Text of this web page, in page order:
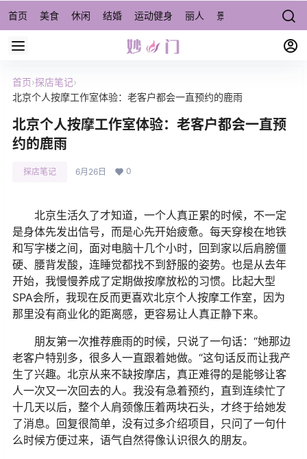
首页 美食 休闲 结婚 运动健身 丽人 景点/周边游 宠物
首页›探店笔记›
北京个人按摩工作室体验：老客户都会一直预约的鹿雨
北京个人按摩工作室体验：老客户都会一直预
约的鹿雨
探店笔记 6月26日 0
北京生活久了才知道，一个人真正累的时候，不一定
是身体先发出信号，而是心先开始疲惫。每天穿梭在地铁
和写字楼之间，面对电脑十几个小时，回到家以后肩膀僵
硬、腰背发酸，连睡觉都找不到舒服的姿势。也是从去年
开始，我慢慢养成了定期做按摩放松的习惯。比起大型
SPA会所，我现在反而更喜欢北京个人按摩工作室，因为
那里没有商业化的距离感，更容易让人真正静下来。
朋友第一次推荐鹿雨的时候，只说了一句话：“她那边
老客户特别多，很多人一直跟着她做。“这句话反而让我产
生了兴趣。北京从来不缺按摩店，真正难得的是能够让客
人一次又一次回去的人。我没有急着预约，直到连续忙了
十几天以后，整个人肩颈像压着两块石头，才终于给她发
了消息。回复很简单，没有过多介绍项目，只问了一句什
么时候方便过来，语气自然得像认识很久的朋友。